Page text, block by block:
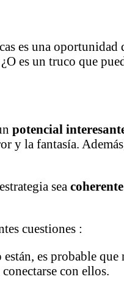
es una oportunidad
es un truco que
potencial
y la fantasía.
sea
cuestiones :
es probable
con ellos.